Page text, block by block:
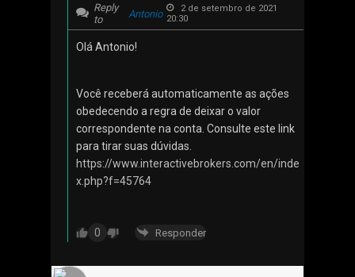
Reply
to
Antonio
2 de setembro de 2021
20:30
Olá Antonio!
Você receberá automaticamente as ações
obedecendo a regra de deixar o valor
correspondente na conta. Consulte este link
para tirar suas dúvidas.
https://www.interactivebrokers.com/en/inde
x.php?f=45764
0 Responder